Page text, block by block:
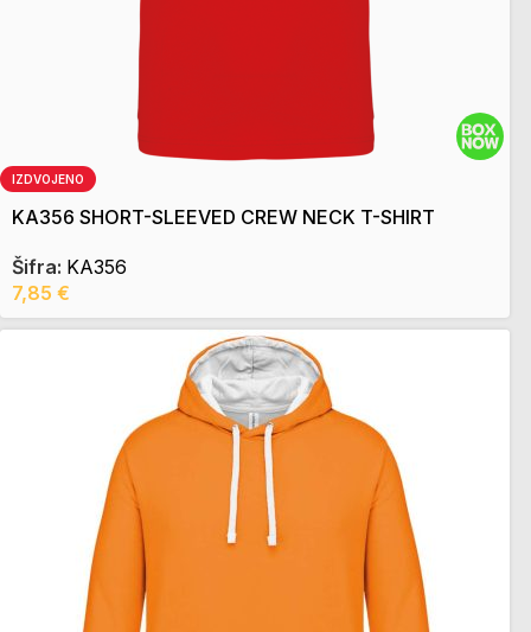
IZDVOJENO
KA356 SHORT-SLEEVED CREW NECK T-SHIRT
Šifra: KA356
7,85 €